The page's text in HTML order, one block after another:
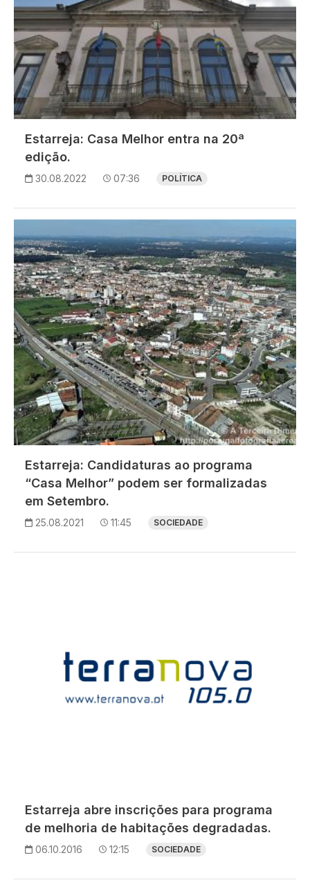
Estarreja: Casa Melhor entra na 20ª
edição.
30.08.2022 07:36 POLÍTICA
Estarreja: Candidaturas ao programa
“Casa Melhor” podem ser formalizadas
em Setembro.
25.08.2021 11:45 SOCIEDADE
Estarreja abre inscrições para programa
de melhoria de habitações degradadas.
06.10.2016 12:15 SOCIEDADE